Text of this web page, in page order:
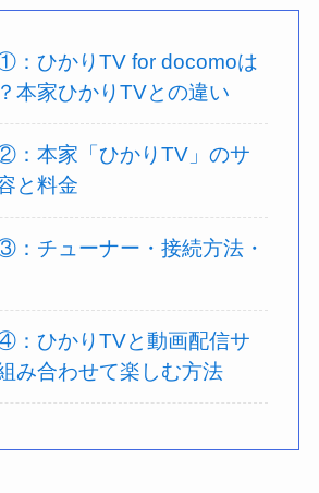
：ひかりTV for docomoは
本家ひかりTVとの違い
：本家「ひかりTV」のサ
と料金
：チューナー・接続方法・
：ひかりTVと動画配信サ
み合わせて楽しむ方法